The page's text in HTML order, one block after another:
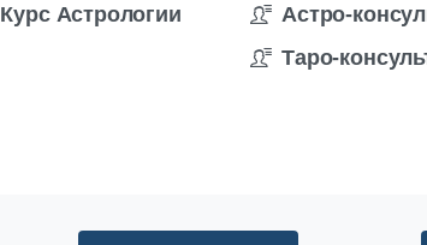
Курс Астрологии
Астро-
Таро-